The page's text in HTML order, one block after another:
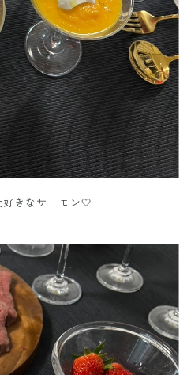
きなサーモン🤍